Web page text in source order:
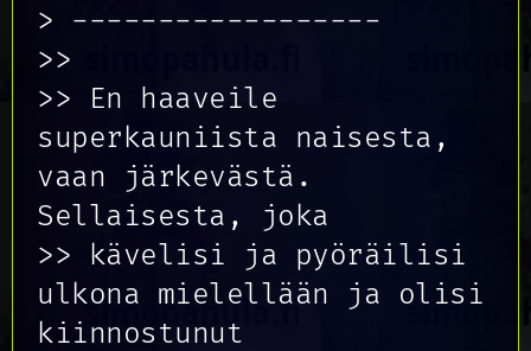
> ------------------
>>
>> En haaveile
superkauniista naisesta,
vaan järkevästä.
Sellaisesta, joka
>> kävelisi ja pyöräilisi
ulkona mielellään ja olisi
kiinnostunut